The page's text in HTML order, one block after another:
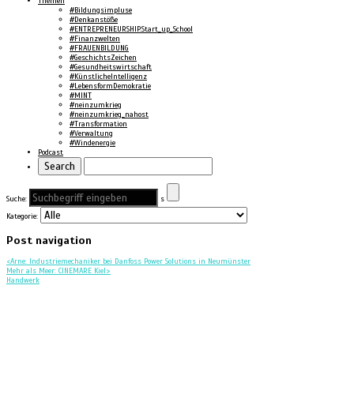
#Bildungsimpluse
#Denkanstöße
#ENTREPRENEURSHIP.Start_up_School
#Finanzwelten
#FRAUENBILDUNG
#GeschichtsZeichen
#Gesundheitswirtschaft
#KünstlicheIntelligenz
#LebensformDemokratie
#MINT
#neinzumkrieg
#neinzumkrieg_nahost
#Transformation
#Verwaltung
#Windenergie
Podcast
Suche:
s
Kategorie:
Post navigation
<Arne: Industriemechaniker bei Danfoss Power Solutions in Neumünster
Mehr als Meer: CINEMARE Kiel>
Handwerk